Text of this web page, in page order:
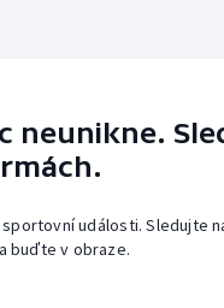
neunikne.
události. Sledujte
buďte v obraze.